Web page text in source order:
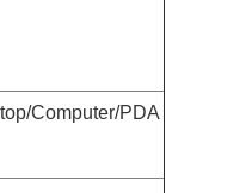
Computer/PDA